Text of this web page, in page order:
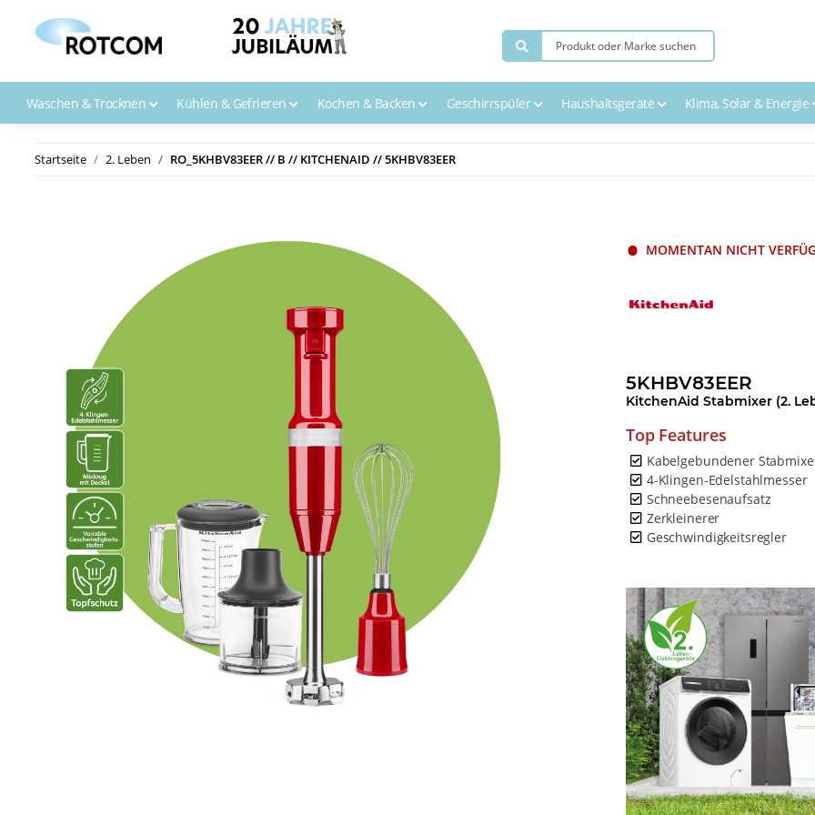
Waschen & Trocknen Kühlen & Gefrieren Kochen & Backen Geschirrspüler Haushaltsgeräte Klima, Solar & Energie
Startseite 2. Leben RO_5KHBV83EER // B // KITCHENAID // 5KHBV83EER
MOMENTAN NICHT
5KHBV83EER
KitchenAid Stabmixer (2.
Top Features
Kabelgebundener
4-Klingen-Edelstahlmesser
Schneebesenaufsatz
Zerkleinerer
Geschwindigkeitsregler